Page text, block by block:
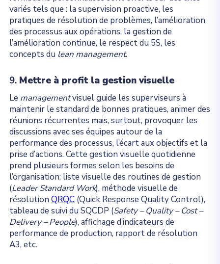
variés tels que : la supervision proactive, les
pratiques de résolution de problèmes, l’amélioration
des processus aux opérations, la gestion de
l’amélioration continue, le respect du 5S, les
concepts du lean management.
9. Mettre à profit la gestion visuelle
Le managementvisuel guide les superviseurs à
maintenir le standard de bonnes pratiques, animer des
réunions récurrentes mais, surtout, provoquer les
discussions avec ses équipes autour de la
performance des processus, l’écart aux objectifs et la
prise d’actions. Cette gestion visuelle quotidienne
prend plusieurs formes selon les besoins de
l’organisation: liste visuelle des routines de gestion
(Leader Standard Work), méthode visuelle de
résolutionQRQC (Quick Response Quality Control),
tableau de suivi du SQCDP (Safety – Quality – Cost –
Delivery – People), affichage d’indicateurs de
performance de production, rapport de résolution
A3, etc.